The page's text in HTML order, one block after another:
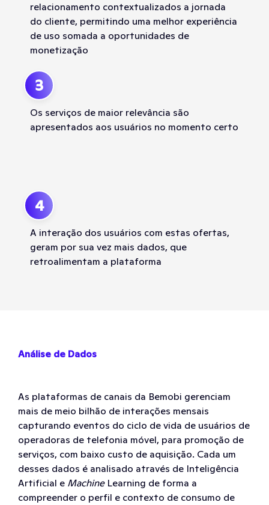
relacionamento contextualizados a jornada
do cliente, permitindo uma melhor experiência
de uso somada a oportunidades de
monetização
3
Os serviços de maior relevância são
apresentados aos usuários no momento certo
4
A interação dos usuários com estas ofertas,
geram por sua vez mais dados, que
retroalimentam a plataforma
Análise de Dados
As plataformas de canais da Bemobi gerenciam
mais de meio bilhão de interações mensais
capturando eventos do ciclo de vida de usuários de
operadoras de telefonia móvel, para promoção de
serviços, com baixo custo de aquisição. Cada um
desses dados é analisado através de Inteligência
Artificial e MachineLearning de forma a
compreender o perfil e contexto de consumo de